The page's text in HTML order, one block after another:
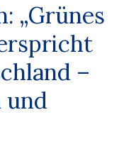
„Grünes
–
und